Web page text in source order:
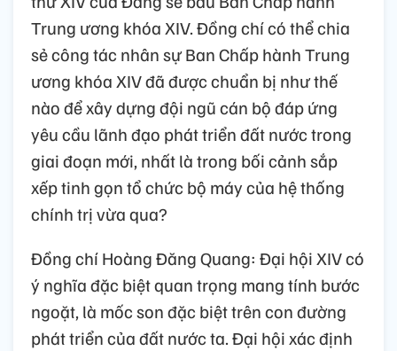
Trung ương khóa XIV. Đồng chí có thể chia
sẻ công tác nhân sự Ban Chấp hành Trung
ương khóa XIV đã được chuẩn bị như thế
nào để xây dựng đội ngũ cán bộ đáp ứng
yêu cầu lãnh đạo phát triển đất nước trong
giai đoạn mới, nhất là trong bối cảnh sắp
xếp tinh gọn tổ chức bộ máy của hệ thống
chính trị vừa qua?
Đồng chí Hoàng Đăng Quang: Đại hội XIV có
ý nghĩa đặc biệt quan trọng mang tính bước
ngoặt, là mốc son đặc biệt trên con đường
phát triển của đất nước ta. Đại hội xác định